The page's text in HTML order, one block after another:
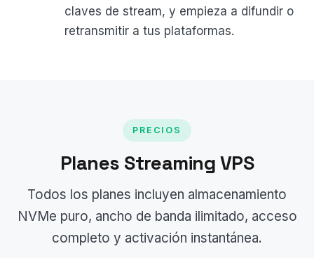
claves de stream, y empieza a difundir o
retransmitir a tus plataformas.
PRECIOS
Planes Streaming VPS
Todos los planes incluyen almacenamiento
NVMe puro, ancho de banda ilimitado, acceso
completo y activación instantánea.